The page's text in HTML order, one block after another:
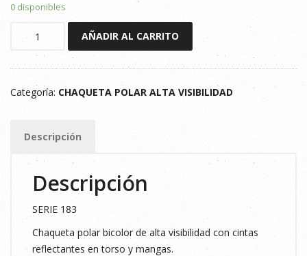
0 disponibles
VISIBILIDAD
cantidad
AÑADIR AL CARRITO
Categoría: CHAQUETA POLAR ALTA VISIBILIDAD
Descripción
Descripción
SERIE 183
Chaqueta polar bicolor de alta visibilidad con cintas
reflectantes en torso y mangas.